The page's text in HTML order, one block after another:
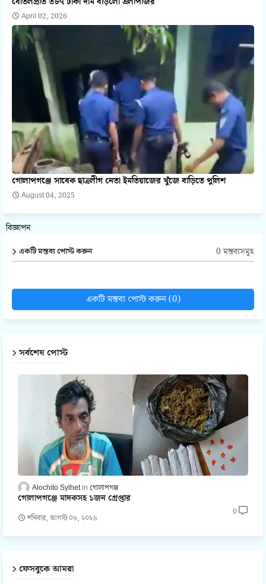
April 02, 2026
গোলাপগঞ্জে সাবেক ছাত্রলীগ নেতা ইমতিয়াজের খুঁজে বাড়িতে পুলিশ
August 04, 2025
বিজ্ঞাপন
একটি মন্তব্য পোস্ট করুন 0 মন্তব্যসমূহ
একটি মন্তব্য পোস্ট করুন (0)
সর্বশেষ পোস্ট
Alochito Sylhet গোলাপগঞ্জ
গোলাপগঞ্জে মাদকসহ ১জন গ্রেপ্তার
শনিবার, আগস্ট ০৮, ২০২৬
0
ফেসবুকে আমরা